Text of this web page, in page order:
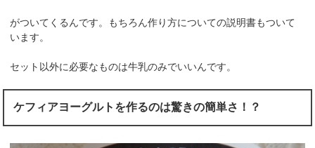
がついてくるんです。もちろん作り方についての説明書もついて
います。
セット以外に必要なものは牛乳のみでいいんです。
ケフィアヨーグルトを作るのは驚きの簡単さ！？